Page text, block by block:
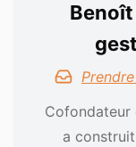
Cofondateur
a